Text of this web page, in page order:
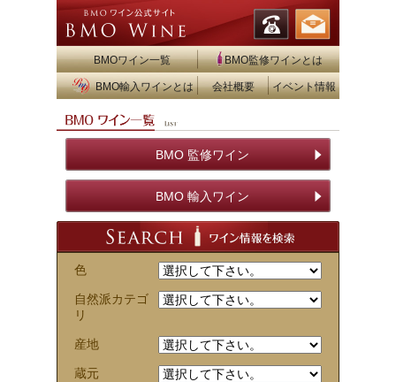
BMOワイン一覧 BMO監修ワインとは
BMO輸入ワインとは 会社概要 イベント情報
BMO 監修ワイン
BMO 輸入ワイン
色
自然派カテゴ
リ
産地
蔵元